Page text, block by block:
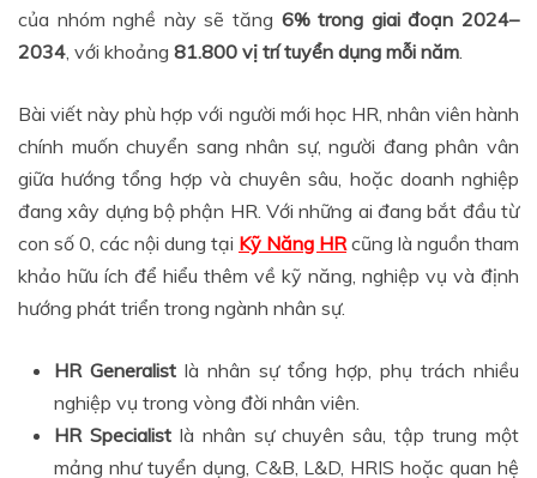
của nhóm nghề này sẽ tăng 6% trong giai đoạn 2024–
2034 , với khoảng 81.800 vị trí tuyển dụng mỗi năm
Bài viết này phù hợp với người mới học HR, nhân viên hành
chính muốn chuyển sang nhân sự, người đang phân vân
giữa hướng tổng hợp và chuyên sâu, hoặc doanh nghiệp
đang xây dựng bộ phận HR. Với những ai đang bắt đầu từ
con số 0, các nội dung tại Kỹ Năng HR cũng là nguồn tham
khảo hữu ích để hiểu thêm về kỹ năng, nghiệp vụ và định
hướng phát triển trong ngành nhân sự.
HR Generalist là nhân sự tổng hợp, phụ trách nhiều
nghiệp vụ trong vòng đời nhân viên.
HR Specialistlà nhân sự chuyên sâu, tập trung một
mảng như tuyển dụng, C&B, L&D, HRIS hoặc quan hệ